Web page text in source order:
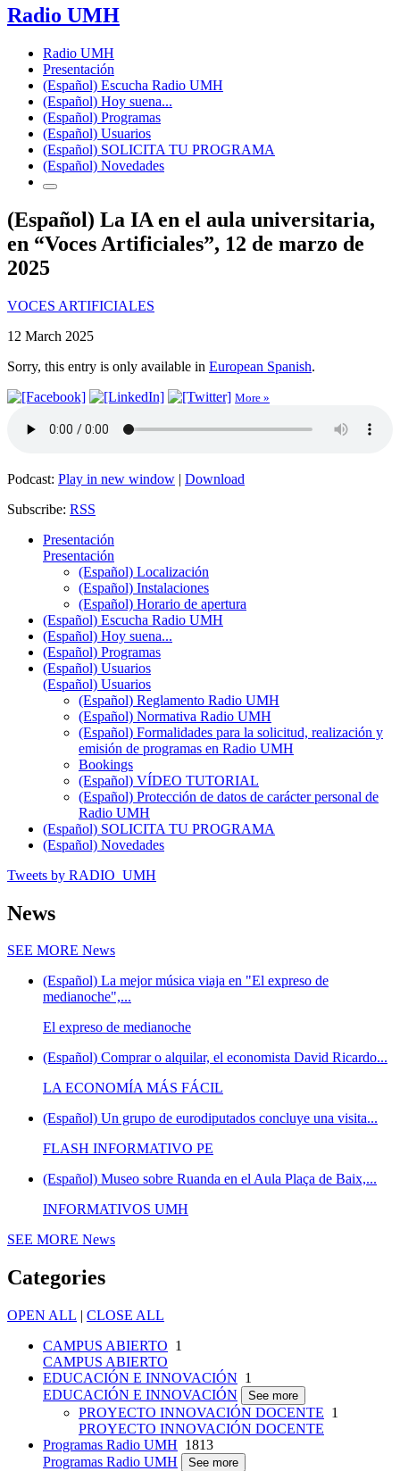
Radio UMH
Radio UMH
Presentación
(Español) Escucha Radio UMH
(Español) Hoy suena...
(Español) Programas
(Español) Usuarios
(Español) SOLICITA TU PROGRAMA
(Español) Novedades
(Español) La IA en el aula universitaria,
en “Voces Artificiales”, 12 de marzo de
2025
VOCES ARTIFICIALES
12 March 2025
Sorry, this entry is only available in European Spanish.
More »
Podcast: Play in new window | Download
Subscribe: RSS
Presentación
Presentación
(Español) Localización
(Español) Instalaciones
(Español) Horario de apertura
(Español) Escucha Radio UMH
(Español) Hoy suena...
(Español) Programas
(Español) Usuarios
(Español) Usuarios
(Español) Reglamento Radio UMH
(Español) Normativa Radio UMH
(Español) Formalidades para la solicitud, realización y
emisión de programas en Radio UMH
Bookings
(Español) VÍDEO TUTORIAL
(Español) Protección de datos de carácter personal de
Radio UMH
(Español) SOLICITA TU PROGRAMA
(Español) Novedades
Tweets by RADIO_UMH
News
SEE MORE News
(Español) La mejor música viaja en "El expreso de
medianoche",...
El expreso de medianoche
(Español) Comprar o alquilar, el economista David Ricardo...
LA ECONOMÍA MÁS FÁCIL
(Español) Un grupo de eurodiputados concluye una visita...
FLASH INFORMATIVO PE
(Español) Museo sobre Ruanda en el Aula Plaça de Baix,...
INFORMATIVOS UMH
SEE MORE News
Categories
OPEN ALL | CLOSE ALL
CAMPUS ABIERTO 1
CAMPUS ABIERTO
EDUCACIÓN E INNOVACIÓN 1
EDUCACIÓN E INNOVACIÓN
See more
PROYECTO INNOVACIÓN DOCENTE 1
PROYECTO INNOVACIÓN DOCENTE
Programas Radio UMH 1813
Programas Radio UMH
See more